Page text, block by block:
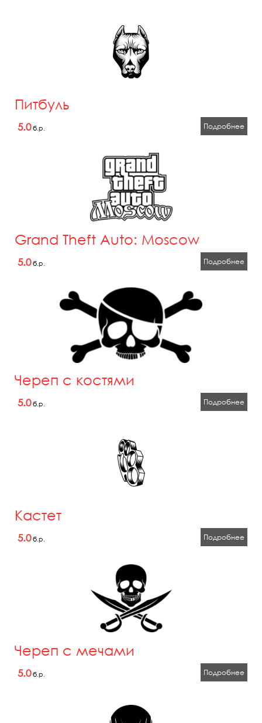
Питбуль
5.0б.р. Подробнее
Grand Theft Auto: Moscow
5.0б.р. Подробнее
Череп с костями
5.0б.р. Подробнее
Кастет
5.0б.р. Подробнее
Череп с мечами
5.0б.р. Подробнее